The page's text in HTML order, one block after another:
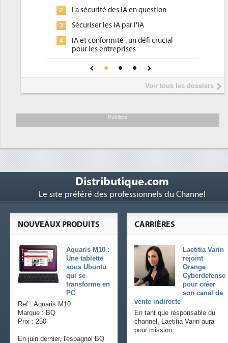
2
DEE, une pression administrative
place pour répondre à...
Phocea DC dans les cordes pour la
DEE
Interview de Fabrice Coquio,
président de Digital Realty...
soutient les...
Voir tous les dossiers
Publicité
Distributique.com
Le site préféré des professionnels du Channel
CARRIÈRES
Laetitia Varin
rejoint
Orange
Cyberdefense
pour créer
son canal de
vente indirecte
En tant que responsable du
channel, Laetitia Varin aura
pour mission...
NOUVEAUX PRODUITS
Aquaris M10 :
Une tablette
sous Ubuntu
qui se
transforme en
PC
Ref : Aquaris M10
Marque : BQ
Prix : 250
En juin dernier, l'espagnol BQ